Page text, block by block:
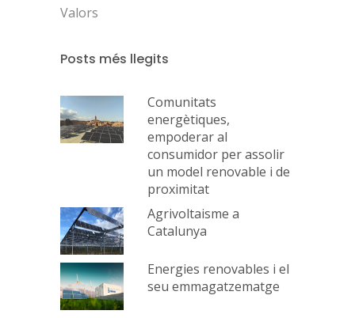
Valors
Posts més llegits
Comunitats
energètiques,
empoderar al
consumidor per assolir
un model renovable i de
proximitat
Agrivoltaisme a
Catalunya
Energies renovables i el
seu emmagatzematge